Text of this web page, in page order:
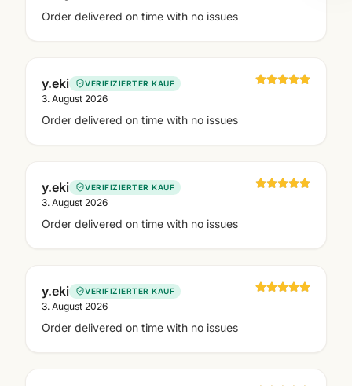
Order delivered on time with no issues
y.eki VERIFIZIERTER KAUF
3. August 2026
Order delivered on time with no issues
y.eki VERIFIZIERTER KAUF
3. August 2026
Order delivered on time with no issues
y.eki VERIFIZIERTER KAUF
3. August 2026
Order delivered on time with no issues